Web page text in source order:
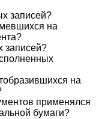
записей?
на
записей?
на
применялся
бумаги?